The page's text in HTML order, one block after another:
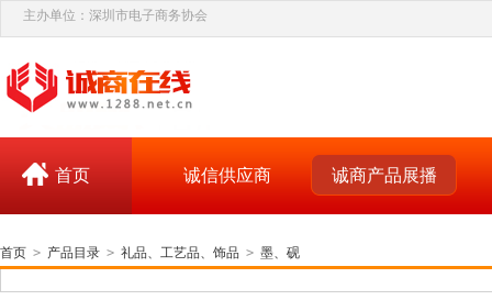
主办单位：深圳市电子商务协会
首页 诚信供应商 诚商产品展播
首页 > 产品目录 > 礼品、工艺品、饰品 > 墨、砚